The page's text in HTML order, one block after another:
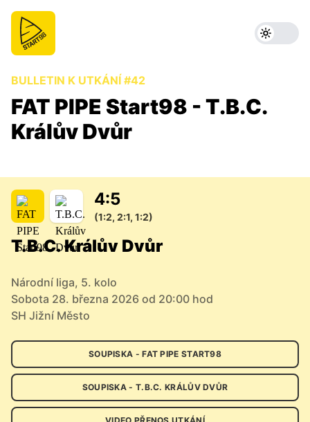
BULLETIN K UTKÁNÍ #42
FAT PIPE Start98 - T.B.C.
Králův Dvůr
4:5
(1:2, 2:1, 1:2)
T.B.C. Králův Dvůr
Národní liga, 5. kolo
Sobota 28. března 2026 od 20:00 hod
SH Jižní Město
SOUPISKA - FAT PIPE START98
SOUPISKA - T.B.C. KRÁLŮV DVŮR